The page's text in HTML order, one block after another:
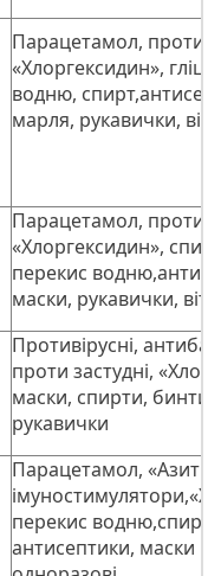
Парацетамол,
«Хлоргексидин»,
водню,
марля, рукавички,
Парацетамол,
«Хлоргексидин»,
перекис
маски, рукавички,
Противірусні,
проти застудні,
маски, спирти,
рукавички
Парацетамол,
перекис водню,спирт,
антисептики, маски